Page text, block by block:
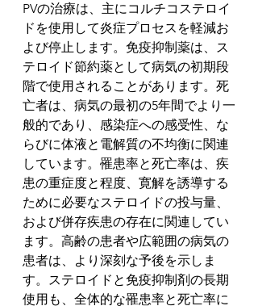
PVの治療は、主にコルチコステロイ
ドを使用して炎症プロセスを軽減お
よび停止します。免疫抑制薬は、ス
テロイド節約薬として病気の初期段
階で使用されることがあります。死
亡者は、病気の最初の5年間でより一
般的であり、感染症への感受性、な
らびに体液と電解質の不均衡に関連
しています。罹患率と死亡率は、疾
患の重症度と程度、寛解を誘導する
ために必要なステロイドの投与量、
および併存疾患の存在に関連してい
ます。高齢の患者や広範囲の病気の
患者は、より深刻な予後を示しま
す。ステロイドと免疫抑制剤の長期
使用も、全体的な罹患率と死亡率に